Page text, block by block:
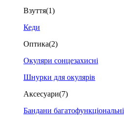
Взуття(1)
Кеди
Оптика(2)
Окуляри сонцезахисні
Шнурки для окулярів
Аксесуари(7)
Бандани багатофункціональні